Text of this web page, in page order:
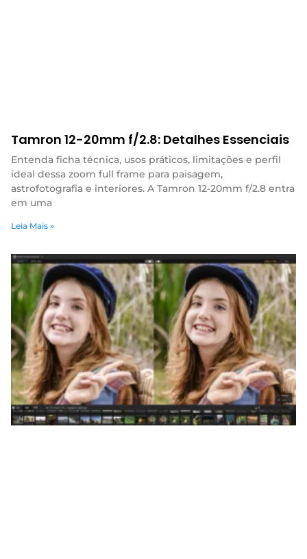
Tamron 12-20mm f/2.8: Detalhes Essenciais
Entenda ficha técnica, usos práticos, limitações e perfil
ideal dessa zoom full frame para paisagem,
astrofotografia e interiores. A Tamron 12-20mm f/2.8 entra
em uma
Leia Mais »